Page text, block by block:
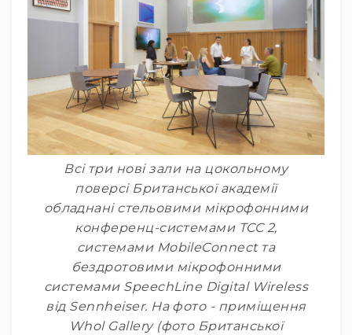
Сплітери,
суматори,
ді-
бокси
Аксесуари
та
компоненти
Аудикомп'ютери
Програмне
забезпечення
Рекордери
Портативні
Стаціонарні
Накамерні
Аксесуари
та
компоненти
Всі три нові зали на цокольному
поверсі Британської академії
обладнані стельовими мікрофонними
конференц-системами TCC 2,
системами MobileConnect та
бездротовими мікрофонними
системами SpeechLine Digital Wireless
від Sennheiser. На фото - приміщення
Whol Gallery (фото Британської